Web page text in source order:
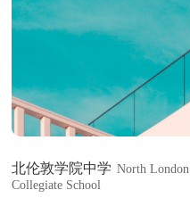
北伦敦学院中学 North London
Collegiate School